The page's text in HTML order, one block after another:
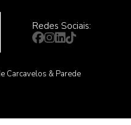
Carcavelos & Parede
Redes Sociais: